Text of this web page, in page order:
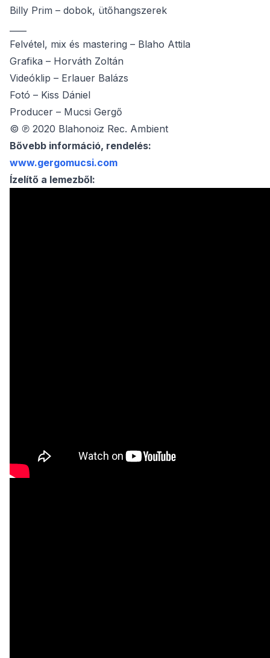
Billy Prim – dobok, ütőhangszerek
Felvétel, mix és mastering – Blaho Attila
Grafika – Horváth Zoltán
Videóklip – Erlauer Balázs
Fotó – Kiss Dániel
Producer – Mucsi Gergő
© ℗ 2020 Blahonoiz Rec. Ambient
Bővebb információ, rendelés:
www.gergomucsi.com
Ízelítő a lemezből: